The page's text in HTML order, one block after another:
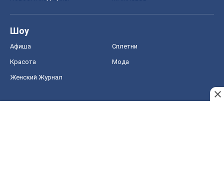
Шоу
Афиша Сплетни
Красота Мода
Женский Журнал